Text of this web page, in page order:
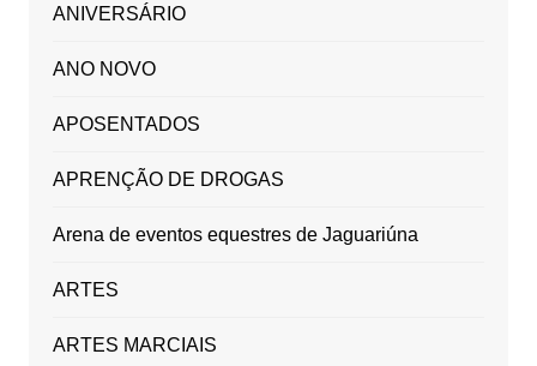
ANIVERSÁRIO
ANO NOVO
APOSENTADOS
APRENÇÃO DE DROGAS
Arena de eventos equestres de Jaguariúna
ARTES
ARTES MARCIAIS